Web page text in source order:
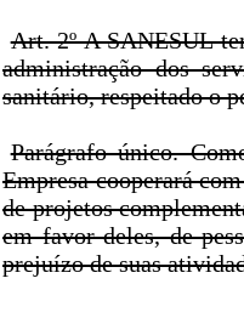
Art. 2º A SANESUL
administração dos
sanitário, respeitado o
Parágrafo único.
Empresa cooperará
de projetos
em favor deles, de
prejuízo de suas